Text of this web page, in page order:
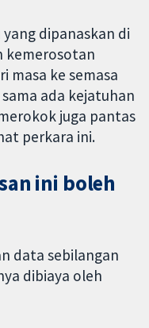
dipanaskan di
kemerosotan
masa ke semasa
ada kejatuhan
juga pantas
perkara ini.
ini boleh
data sebilangan
dibiaya oleh